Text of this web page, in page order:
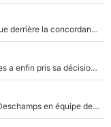
Mercato Analyse : Vincius Jr-Diomandé, la logique derrière la concordance des temps
Rester à Barcelone ou partir au PSG, Ferran Torres a enfin pris sa décision : La course contre la montre est lancée !
Le jour où Zinedine Zidane a fait craquer Didier Deschamps en équipe de France : «Je m’en suis voulu», l’ancien sélectionneur a regretté son geste !